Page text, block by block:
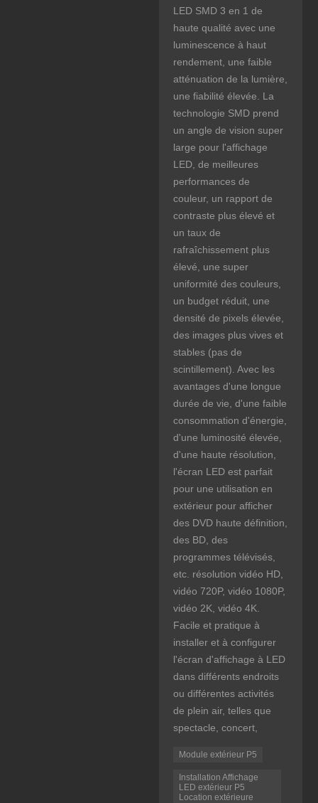
LED SMD 3 en 1 de
haute qualité avec une
luminescence à haut
rendement, une faible
atténuation de la lumière,
une fiabilité élevée. La
technologie SMD prend
un angle de vision super
large pour l'affichage
LED, de meilleures
performances de
couleur, un rapport de
contraste plus élevé et
un taux de
rafraîchissement plus
élevé, une super
uniformité des couleurs,
un budget réduit, une
densité de pixels élevée,
des images plus vives et
stables (pas de
scintillement). Avec les
avantages d'une longue
durée de vie, d'une faible
consommation d'énergie,
d'une luminosité élevée,
d'une haute résolution,
l'écran LED est parfait
pour une utilisation en
extérieur pour afficher
des DVD haute définition,
des BD, des
programmes télévisés,
etc. résolution vidéo HD,
vidéo 720P, vidéo 1080P,
vidéo 2K, vidéo 4K.
Facile et pratique à
installer et à configurer
l'écran d'affichage à LED
dans différents endroits
ou différentes activités
de plein air, telles que
spectacle, concert,
Module extérieur P5
Installation Affichage
LED extérieur P5
Location extérieure